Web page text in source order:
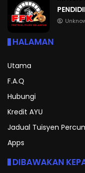
HALAMAN
Utama
F.A.Q
Hubungi
Kredit AYU
Jadual Tuisyen
Apps
DIBAWAKAN